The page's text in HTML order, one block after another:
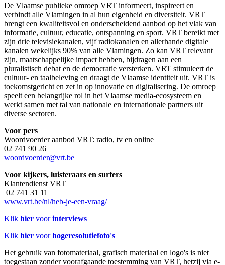
De Vlaamse publieke omroep VRT informeert, inspireert en
verbindt alle Vlamingen in al hun eigenheid en diversiteit. VRT
brengt een kwaliteitsvol en onderscheidend aanbod op het vlak van
informatie, cultuur, educatie, ontspanning en sport. VRT bereikt met
zijn drie televisiekanalen, vijf radiokanalen en allerhande digitale
kanalen wekelijks 90% van alle Vlamingen. Zo kan VRT relevant
zijn, maatschappelijke impact hebben, bijdragen aan een
pluralistisch debat en de democratie versterken. VRT stimuleert de
cultuur- en taalbeleving en draagt de Vlaamse identiteit uit. VRT is
toekomstgericht en zet in op innovatie en digitalisering. De omroep
speelt een belangrijke rol in het Vlaamse media-ecosysteem en
werkt samen met tal van nationale en internationale partners uit
diverse sectoren.
Voor pers
Woordvoerder aanbod VRT: radio, tv en online
02 741 90 26
woordvoerder@vrt.be
Voor kijkers, luisteraars en surfers
Klantendienst VRT
02 741 31 11
www.vrt.be/nl/heb-je-een-vraag/
Klik hier voorinterviews
Klik hier voorhogeresolutiefoto's
Het gebruik van fotomateriaal, grafisch materiaal en logo's is niet
toegestaan zonder voorafgaande toestemming van VRT, hetzij via e-